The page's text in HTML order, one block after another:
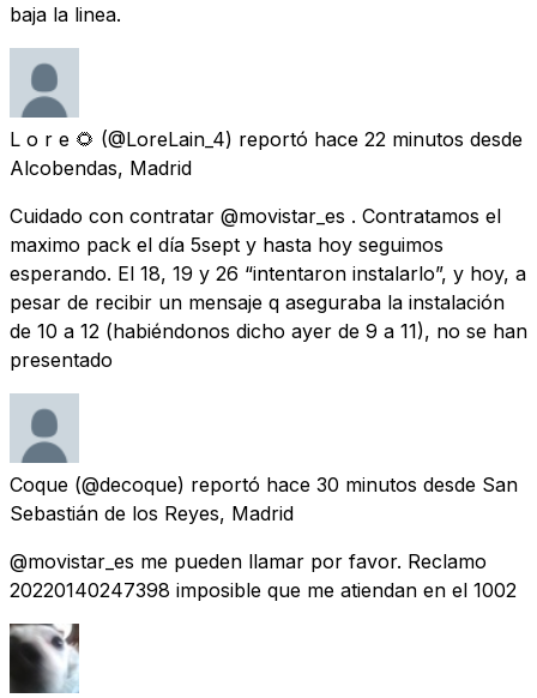
baja la linea.
L o r e 🌻 (@LoreLain_4) reportó hace 22 minutos desde
Alcobendas, Madrid
Cuidado con contratar @movistar_es . Contratamos el
maximo pack el día 5sept y hasta hoy seguimos
esperando. El 18, 19 y 26 “intentaron instalarlo”, y hoy, a
pesar de recibir un mensaje q aseguraba la instalación
de 10 a 12 (habiéndonos dicho ayer de 9 a 11), no se han
presentado
Coque (@decoque) reportó hace 30 minutos desde San
Sebastián de los Reyes, Madrid
@movistar_es me pueden llamar por favor. Reclamo
20220140247398 imposible que me atiendan en el 1002